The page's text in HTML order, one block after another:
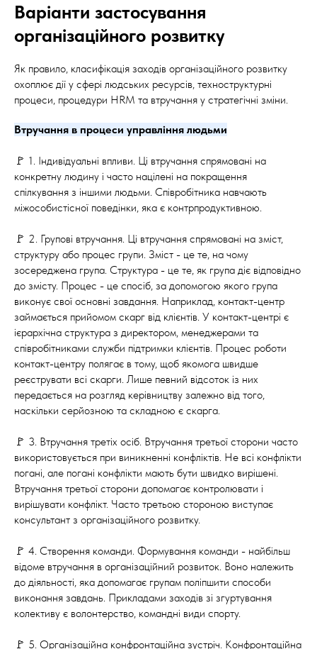
Варіанти застосування
організаційного розвитку
Як правило, класифікація заходів організаційного розвитку
охоплює дії у сфері людських ресурсів, техноструктурні
процеси, процедури HRM та втручання у стратегічні зміни.
Втручання в процеси управління людьми
🚩 1. Індивідуальні впливи. Ці втручання спрямовані на
конкретну людину і часто націлені на покращення
спілкування з іншими людьми. Співробітника навчають
міжособистісної поведінки, яка є контрпродуктивною.
🚩 2. Групові втручання. Ці втручання спрямовані на зміст,
структуру або процес групи. Зміст - це те, на чому
зосереджена група. Структура - це те, як група діє відповідно
до змісту. Процес - це спосіб, за допомогою якого група
виконує свої основні завдання. Наприклад, контакт-центр
займається прийомом скарг від клієнтів. У контакт-центрі є
ієрархічна структура з директором, менеджерами та
співробітниками служби підтримки клієнтів. Процес роботи
контакт-центру полягає в тому, щоб якомога швидше
реєструвати всі скарги. Лише певний відсоток із них
передається на розгляд керівництву залежно від того,
наскільки серйозною та складною є скарга.
🚩 3. Втручання третіх осіб. Втручання третьої сторони часто
використовується при виникненні конфліктів. Не всі конфлікти
погані, але погані конфлікти мають бути швидко вирішені.
Втручання третьої сторони допомагає контролювати і
вирішувати конфлікт. Часто третьою стороною виступає
консультант з організаційного розвитку.
🚩 4. Створення команди. Формування команди - найбільш
відоме втручання в організаційний розвиток. Воно належить
до діяльності, яка допомагає групам поліпшити способи
виконання завдань. Прикладами заходів зі згуртування
колективу є волонтерство, командні види спорту.
🚩 5. Організаційна конфронтаційна зустріч. Конфронтаційна